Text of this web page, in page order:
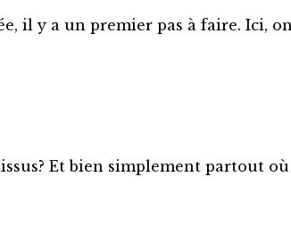
il y a un premier pas à faire. Ici,
Et bien simplement partout